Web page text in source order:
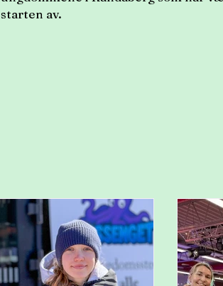
starten av.